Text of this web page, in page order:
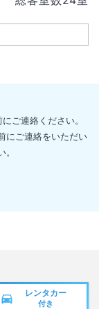
ご連絡ください。
にご連絡をいただい
レンタカー
付き